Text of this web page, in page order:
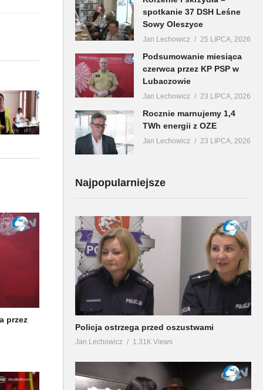
przez
spotkanie 37 DSH Leśne
Sowy Oleszyce
Jan Lechowicz 25 LIPCA, 2026
Podsumowanie miesiąca
czerwca przez KP PSP w
Lubaczowie
Jan Lechowicz 23 LIPCA, 2026
Rocznie marnujemy 1,4
TWh energii z OZE
Jan Lechowicz 23 LIPCA, 2026
Najpopularniejsze
Policja ostrzega przed oszustwami
Jan Lechowicz 1.31K Views